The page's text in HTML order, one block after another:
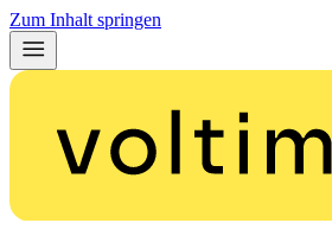
Zum Inhalt springen